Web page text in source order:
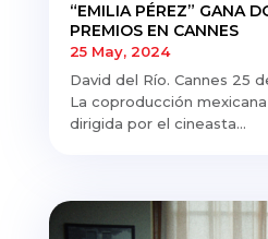
“EMILIA PÉREZ” GANA
PREMIOS EN CANNES
25 May, 2024
David del Río. Cannes 25
La coproducción
dirigida por el cineasta...